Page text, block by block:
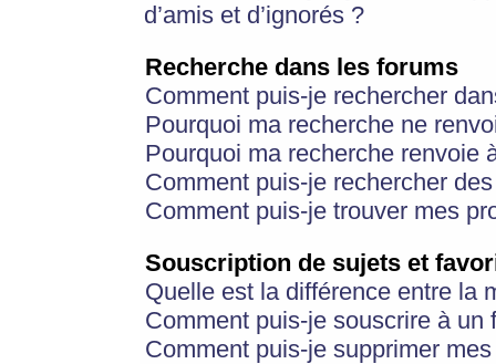
d’amis et d’ignorés ?
Recherche dans les forums
Comment puis-je rechercher
Pourquoi ma recherche ne
Pourquoi ma recherche renvoie
Comment puis-je rechercher
Comment puis-je trouver mes
Souscription de sujets et
Quelle est la différence entre la
Comment puis-je souscrire à
Comment puis-je supprimer